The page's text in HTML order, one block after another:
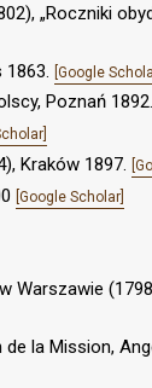
„Roczniki
[Google
Poznań 1892.
Kraków 1897.
[Google Scholar]
Warszawie
la Mission,